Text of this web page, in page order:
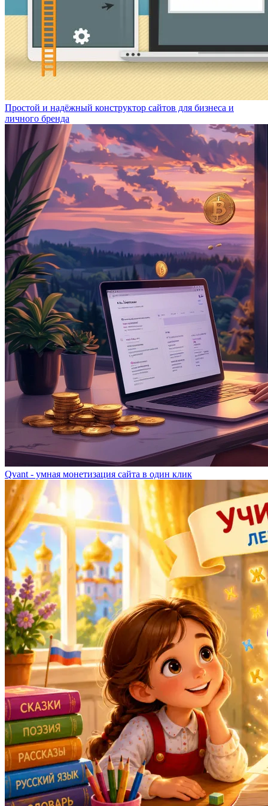
Простой и надёжный конструктор сайтов для бизнеса и
личного бренда
Qvant - умная монетизация сайта в один клик